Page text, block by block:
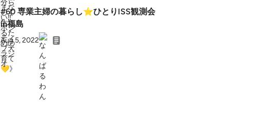
#60 専業主婦の暮らし⭐︎ひとりISS観測会
in福島
Aug 5, 2022